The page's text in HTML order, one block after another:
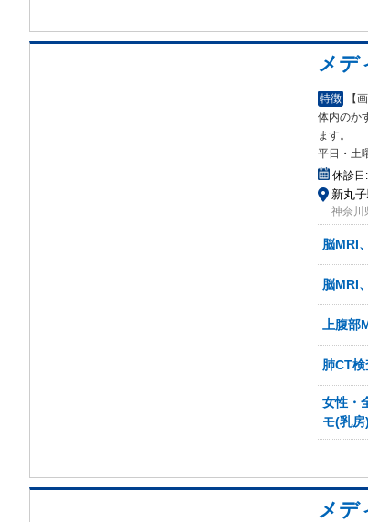
メデ
特徴
【
体内のか
ます。
平日・土
休診日:
新丸
神奈川
脳MRI
脳MRI
上腹
肺CT検
女性・
モ(乳
メデ